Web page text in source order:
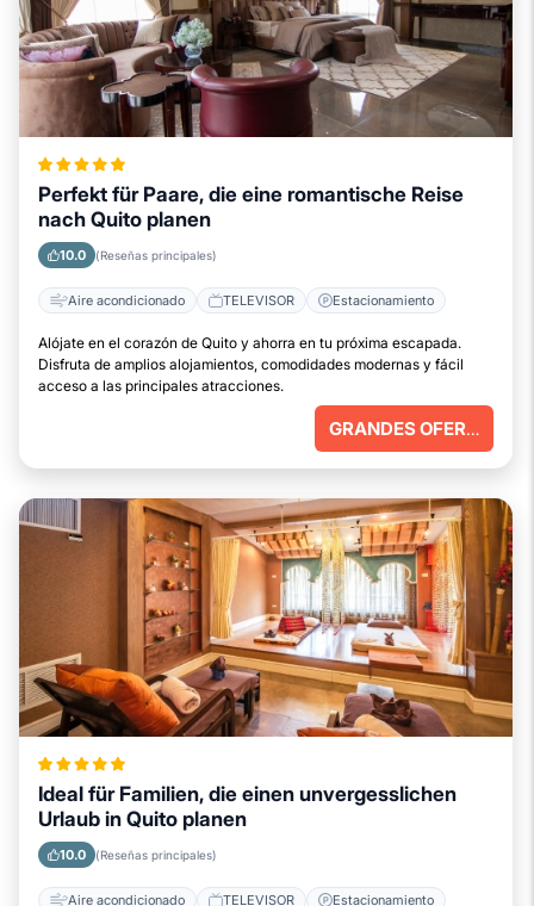
Perfekt für Paare, die eine romantische Reise
nach Quito planen
10.0 (Reseñas principales)
Aire acondicionado TELEVISOR Estacionamiento
Alójate en el corazón de Quito y ahorra en tu próxima escapada.
Disfruta de amplios alojamientos, comodidades modernas y fácil
acceso a las principales atracciones.
GRANDES OFERTAS
Ideal für Familien, die einen unvergesslichen
Urlaub in Quito planen
10.0 (Reseñas principales)
Aire acondicionado TELEVISOR Estacionamiento